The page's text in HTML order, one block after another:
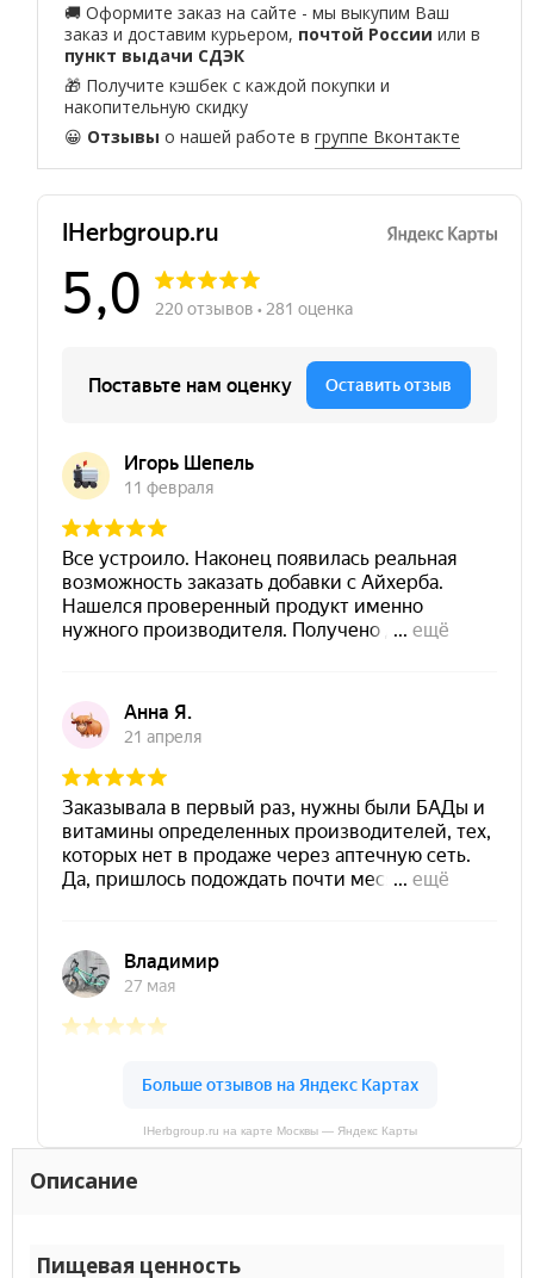
🚚 Оформите заказ на сайте - мы выкупим Ваш
заказ и доставим курьером, почтой России или в
пункт выдачи СДЭК
🎁 Получите кэшбек с каждой покупки и
накопительную скидку
😀 Отзывы о нашей работе вгруппе Вконтакте
IHerbgroup.ru на карте Москвы — Яндекс Карты
Описание
Пищевая ценность